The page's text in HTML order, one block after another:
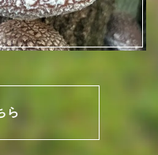
ら